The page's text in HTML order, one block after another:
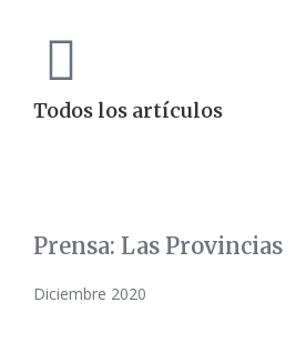
Todos los artículos
Prensa: Las Provincias
Diciembre 2020